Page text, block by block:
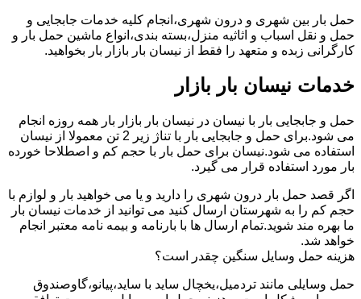
حمل بار بین شهری و درون شهری،انجام کلیه خدمات جابجایی و
حمل و نقل اسباب و اثاثیه منزل،بسته بندی،انواع ماشین حمل بار و
کارگرانی زبده و متعهد را فقط از نیسان بار بازار بار بخواهید.
خدمات نیسان بار بازار
حمل و جابجایی بار با نیسان در نیسان بار بازار بار همه روزه انجام
می شود.برای حمل و جابجایی بار با تناژ زیر 2 تن معمولا از نیسان
استفاده می شود.نیسان برای حمل بار با حجم کم و اصطلاحا خورده
بار مورد استفاده قرار می گیرد.
اگر قصد حمل بار درون شهری را دارید و یا می خواهید بار و لوازم با
حجم کم را به شهرستان ارسال کنید می توانید از خدمات نیسان بار
ما بهره مند شوید.تمام ارسال ها با بارنامه و بیمه نامه معتبر انجام
خواهد شد.
هزینه حمل وسایل سنگین چقدر است؟
حمل وسایلی مانند تردمیل،یخچال ساید با ساید،پیانو،گاوصندوق